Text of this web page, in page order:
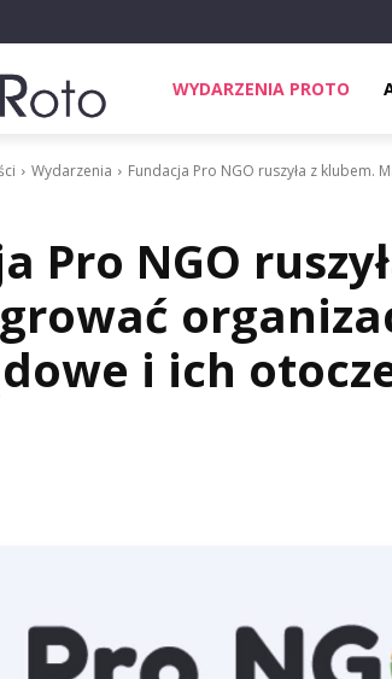
WYDARZENIA PROTO
Wydarzenia Fundacja Pro NGO ruszyła z klubem.
Pro NGO
i ich